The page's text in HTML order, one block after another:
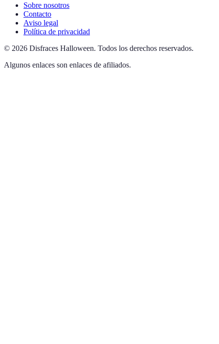
Sobre nosotros
Contacto
Aviso legal
Política de privacidad
© 2026 Disfraces Halloween. Todos los derechos reservados.
Algunos enlaces son enlaces de afiliados.